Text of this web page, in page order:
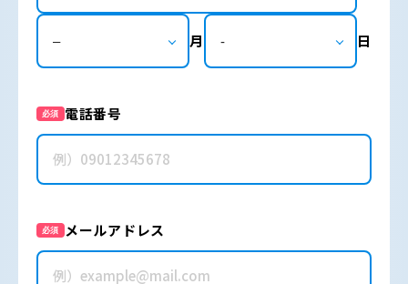
月 日
必須 電話番号
必須 メールアドレス